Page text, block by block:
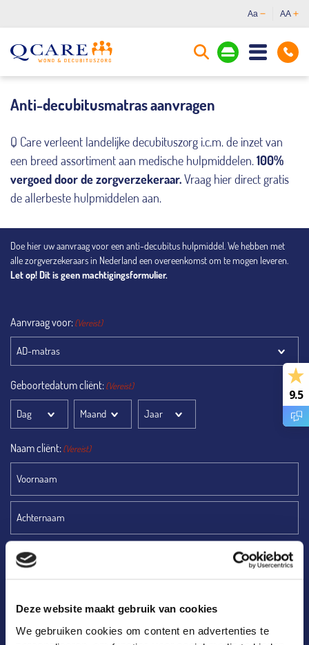
Deze website maakt gebruik van cookies
We gebruiken cookies om content en advertenties te
9.5
Aa AA
Anti-decubitusmatras aanvragen
Q Care verleent landelijke decubituszorg i.c.m. de inzet van
een breed assortiment aan medische hulpmiddelen.100%
vergoed door de zorgverzekeraar.Vraag hier direct gratis
de allerbeste hulpmiddelen aan.
Doe hier uw aanvraag voor een anti-decubitus hulpmiddel. We hebben met
alle zorgverzekeraars in Nederland een overeenkomst om te mogen leveren.
Let op! Dit is geen machtigingsformulier.
Aanvraag voor:(Vereist)
Geboortedatum cliënt:(Vereist)
Naam cliënt:(Vereist)
Voornaam
Achternaam
BSN/zorgverzekeraar cliënt:
Telefoonnummer (aanvrager):(Vereist)